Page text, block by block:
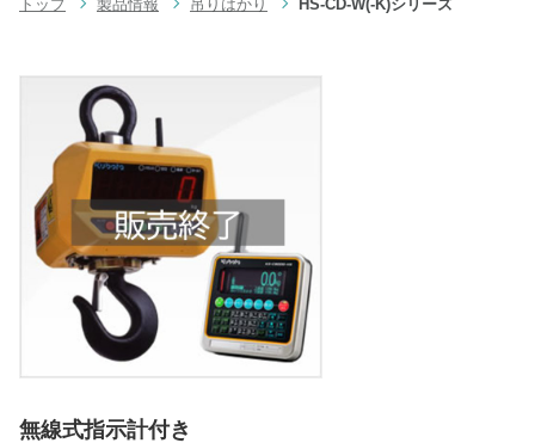
重量式フィーダ
液体充填機
台はかり
LPG充填システム
ロードセル
半導体/HD検査装置
指示計
選別・計測・監視システム
トップ 製品情報 吊りはかり HS-CD-W(-K)シリーズ
無線式指示計付き